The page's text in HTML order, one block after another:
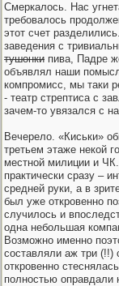
Смеркалось. Нас
требовалось
этот счет
заведения с
тушонки пива, Падре
объявлял наши
компромисс, мы таки
- театр стрептиса с
зачем-то увязался с
Вечерело. «Киськи»
третьем этаже некой
местной милиции и
практически сразу –
средней руки, а в
был уже откровенно
случилось и
одна небольшая
Возможно именно
составляли аж три (!!)
откровенно
полностью